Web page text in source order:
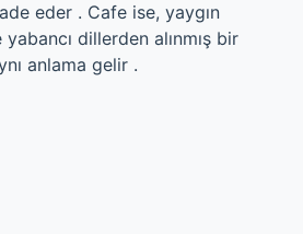
eder . Cafe ise, yaygın
dillerden alınmış bir
anlama gelir .